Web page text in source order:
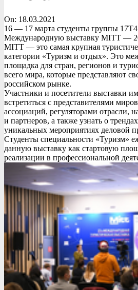
On: 18.03.2021
16 — 17 марта студенты группы
Международную выставку MITT —
MITT — это самая крупная
категории «Туризм и отдых». Это
площадка для стран, регионов и
всего мира, которые представляют
российском рынке.
Участники и посетители выставки
встретиться с представителями
ассоциаций, регуляторами отрасли,
и партнеров, а также узнать о
уникальных мероприятиях деловой
Студенты специальности «Туризм»
данную выставку как стартовую
реализации в профессиональной